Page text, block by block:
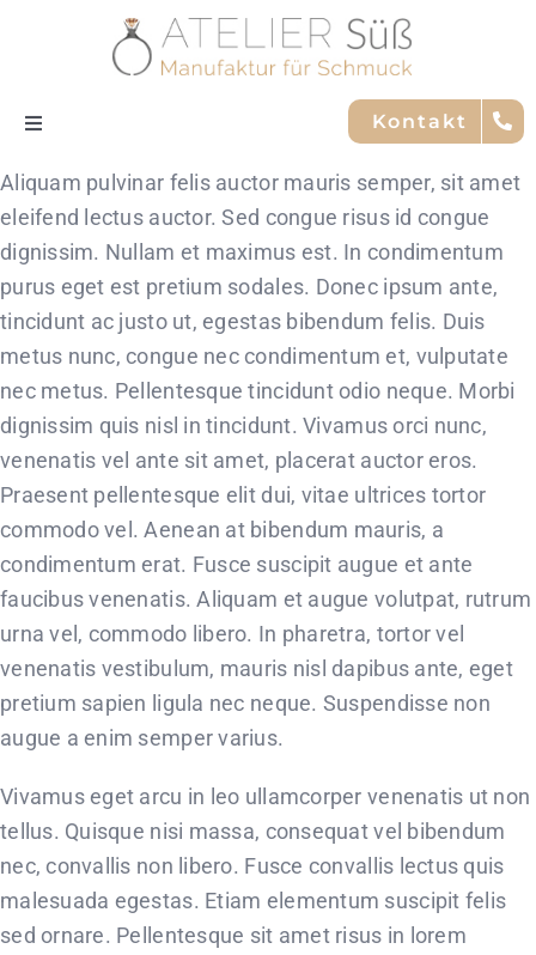
Toggle
Nachhaltigkeit
Trauringe
Marken
Team
Kontakt
Aliquam pulvinar felis auctor mauris semper, sit amet
eleifend lectus auctor. Sed congue risus id congue
dignissim. Nullam et maximus est. In condimentum
purus eget est pretium sodales. Donec ipsum ante,
tincidunt ac justo ut, egestas bibendum felis. Duis
metus nunc, congue nec condimentum et, vulputate
nec metus. Pellentesque tincidunt odio neque. Morbi
dignissim quis nisl in tincidunt. Vivamus orci nunc,
venenatis vel ante sit amet, placerat auctor eros.
Praesent pellentesque elit dui, vitae ultrices tortor
commodo vel. Aenean at bibendum mauris, a
condimentum erat. Fusce suscipit augue et ante
faucibus venenatis. Aliquam et augue volutpat, rutrum
urna vel, commodo libero. In pharetra, tortor vel
venenatis vestibulum, mauris nisl dapibus ante, eget
pretium sapien ligula nec neque. Suspendisse non
augue a enim semper varius.
Vivamus eget arcu in leo ullamcorper venenatis ut non
tellus. Quisque nisi massa, consequat vel bibendum
nec, convallis non libero. Fusce convallis lectus quis
malesuada egestas. Etiam elementum suscipit felis
sed ornare. Pellentesque sit amet risus in lorem